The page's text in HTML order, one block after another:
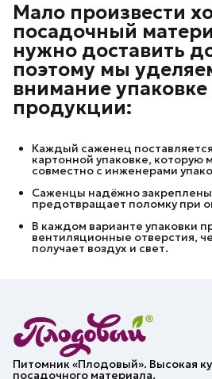
Мало произвести
посадочный
нужно доставить
поэтому мы
внимание
продукции:
Каждый саженец
картонной упаковке, которую
совместно с инженерами
Саженцы надёжно закреплены
предотвращает поломку при
В каждом варианте упаковки
вентиляционные отверстия,
получает воздух и свет.
Питомник «Плодовый». Высокая
посадочного материала.